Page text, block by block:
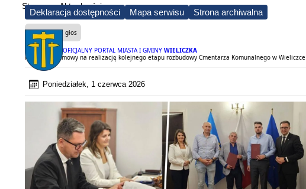
Deklaracja dostępności Mapa serwisu Strona archiwalna
OFICJALNY PORTAL MIASTA I GMINY WIELICZKA
Strona Aktualności
Czytaj na głos
Podpisanie umowy na realizację kolejnego etapu rozbudowy Cmentarza Komunalnego w Wieliczce
Poniedziałek, 1 czerwca 2026